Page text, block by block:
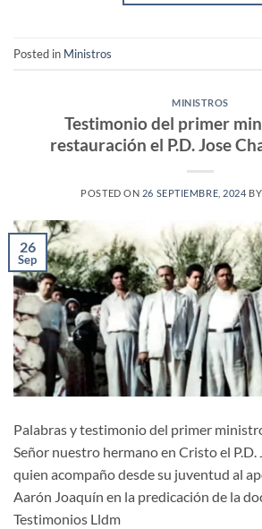
Posted in Ministros
MINISTROS
Testimonio del primer
restauración el P.D. Jose
POSTED ON 26 SEPTIEMBRE, 2024 BY
26
Sep
Palabras y testimonio del primer
Señor nuestro hermano en Cristo el P.D.
quien acompaño desde su juventud al
Aarón Joaquín en la predicación de la
Testimonios Lldm